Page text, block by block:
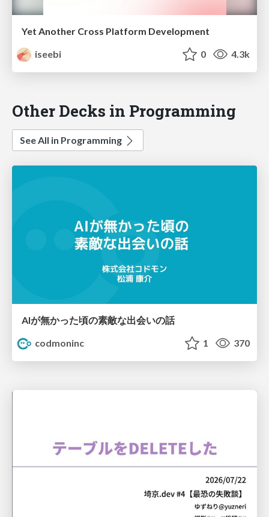
Yet Another Cross Platform Development
iseebi
0 4.3k
Other Decks in Programming
See All in Programming
AIが無かった頃の素敵な出会いの話
codmoninc
1 370